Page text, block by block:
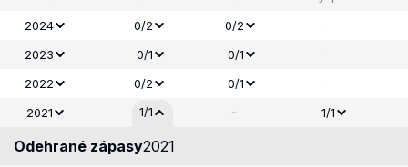
2024 0/2 0/2 -
2023 0/1 0/1 -
2022 0/2 0/1 -
2021 1/1 - 1/1
Odehrané zápasy2021